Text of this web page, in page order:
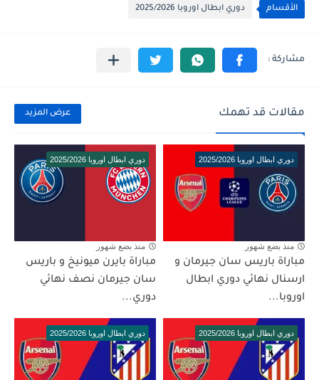
الأقسام دوري ابطال اوروبا 2025/2026
مقالات قد تهمك عرض المزيد
دوري ابطال اوروبا 2025/2026
منذ بضع شهور
مباراة باريس سان جيرمان و
ارسنال نهائي دوري ابطال
اوروبا...
دوري ابطال اوروبا 2025/2026
منذ بضع شهور
مباراة بايرن ميونيخ و باريس
سان جيرمان نصف نهائي
دوري...
دوري ابطال اوروبا 2025/2026 دوري ابطال اوروبا 2025/2026